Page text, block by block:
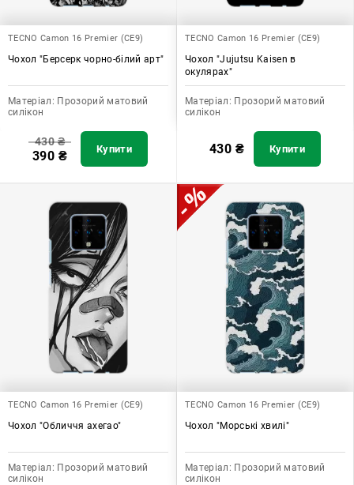
TECNO Camon 16 Premier (CE9)
Чохол "Берсерк чорно-білий арт"
Матеріал: Прозорий матовий
силікон
430₴
390 ₴ Купити
TECNO Camon 16 Premier (CE9)
Чохол "Jujutsu Kaisen в
окулярах"
Матеріал: Прозорий матовий
силікон
430 ₴ Купити
TECNO Camon 16 Premier (CE9)
Чохол "Обличчя ахегао"
Матеріал: Прозорий матовий
силікон
TECNO Camon 16 Premier (CE9)
Чохол "Морські хвилі"
Матеріал: Прозорий матовий
силікон